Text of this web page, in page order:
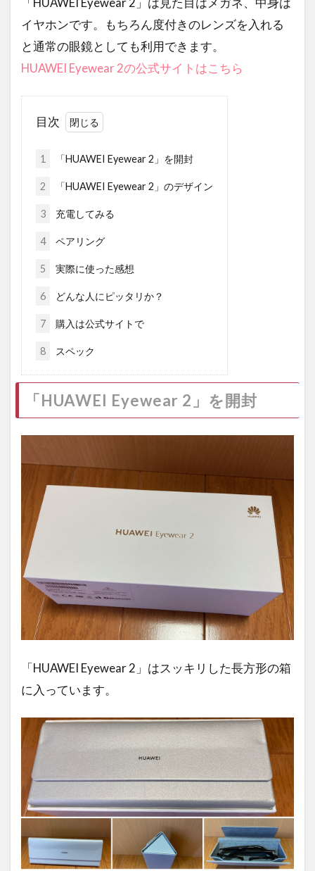
イヤホンです。もちろん度付きのレンズを入れる
と通常の眼鏡としても利用できます。
HUAWEI Eyewear 2の公式サイトはこちら
目次
1 「HUAWEI Eyewear 2」を開封
2 「HUAWEI Eyewear 2」のデザイン
3 充電してみる
4 ペアリング
5 実際に使った感想
6 どんな人にピッタリか？
7 購入は公式サイトで
8 スペック
「HUAWEI Eyewear 2」を開封
「HUAWEI Eyewear 2」はスッキリした長方形の箱
に入っています。